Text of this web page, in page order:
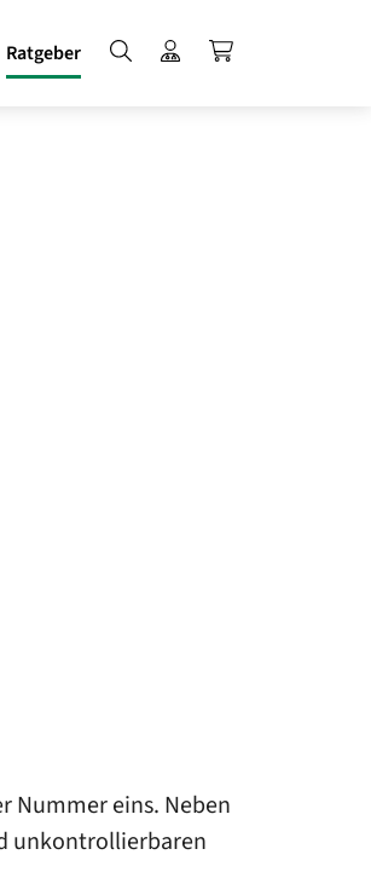
Ratgeber SucheLogin für Fachkreise
NORTASE
Nummer eins. Neben
unkontrollierbaren